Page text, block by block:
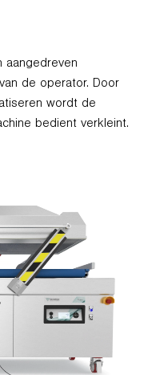
aangedreven
de operator. Door
wordt de
bedient verkleint.